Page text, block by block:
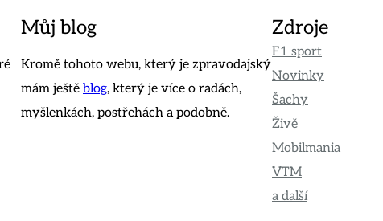
Můj blog
Kromě tohoto webu, který je zpravodajský
mám ještě blog, který je více o radách,
myšlenkách, postřehách a podobně.
Zdroje
F1 sport
Novinky
Šachy
Živě
Mobilmania
VTM
a další